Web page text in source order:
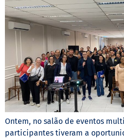
Ontem, no salão de eventos
participantes tiveram a